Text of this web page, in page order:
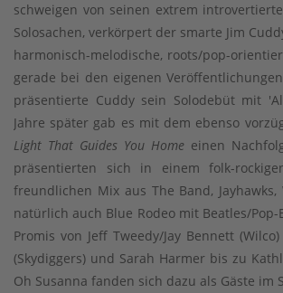
schweigen von seinen extrem
Solosachen, verkörpert der smarte Jim
harmonisch-melodische, roots/pop-
gerade bei den eigenen
präsentierte Cuddy sein Solodebüt mit
Jahre später gab es mit dem ebenso
Light That Guides You Home einen
präsentierten sich in einem folk-
freundlichen Mix aus The Band, Jayhawks,
natürlich auch Blue Rodeo mit Beatles/Pop-
Promis von Jeff Tweedy/Jay Bennett
(Skydiggers) und Sarah Harmer bis zu
Oh Susanna fanden sich dazu als Gäste im